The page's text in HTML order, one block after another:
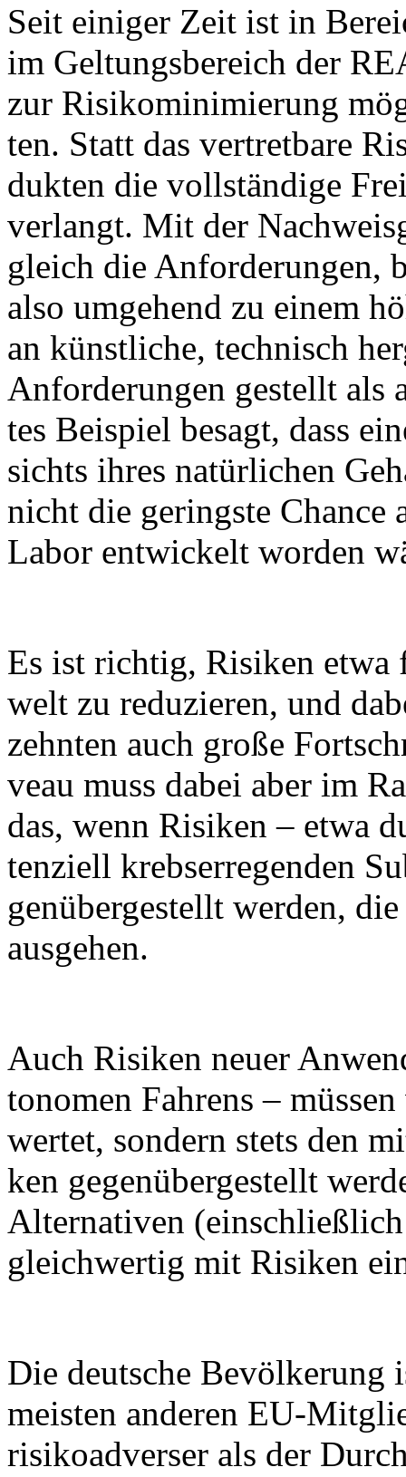
Seit ei­ni­ger Zeit ist in
im Gel­tungs­be­reich der
zur Ri­si­ko­mi­ni­mie­rung
ten. Statt das ver­tret­ba­re
duk­ten die voll­stän­di­ge
ver­langt. Mit der
gleich die An­for­de­run­gen,
al­so um­ge­hend zu ei­nem
an künst­li­che, tech­nisch
An­for­de­run­gen ge­stellt
tes Bei­spiel be­sagt, dass
sichts ih­res na­tür­li­chen
nicht die ge­rings­te Chan­ce
La­bor ent­wi­ckelt wor­den
Es ist rich­tig, Ri­si­ken
welt zu re­du­zie­ren, und
zehn­ten auch gro­ße
veau muss da­bei aber im
das, wenn Ri­si­ken – et­wa
ten­zi­ell krebs­er­re­gen­den
gen­über­ge­stellt wer­den,
aus­ge­hen.
Auch Ri­si­ken neu­er
to­no­men Fah­rens –
wer­tet, son­dern stets den
ken ge­gen­über­ge­stellt
Al­ter­na­ti­ven
gleich­wer­tig mit Ri­si­ken
Die deut­sche Be­völ­ke­rung
meis­ten an­de­ren EU-
ri­si­koad­ver­ser als der